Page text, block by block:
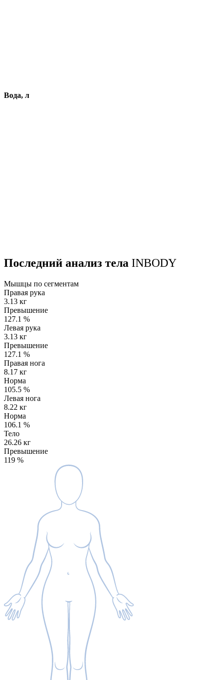
Вода, л
Последний анализ тела INBODY
Мышцы по сегментам
Правая рука
3.13 кг
Превышение
127.1 %
Левая рука
3.13 кг
Превышение
127.1 %
Правая нога
8.17 кг
Норма
105.5 %
Левая нога
8.22 кг
Норма
106.1 %
Тело
26.26 кг
Превышение
119 %